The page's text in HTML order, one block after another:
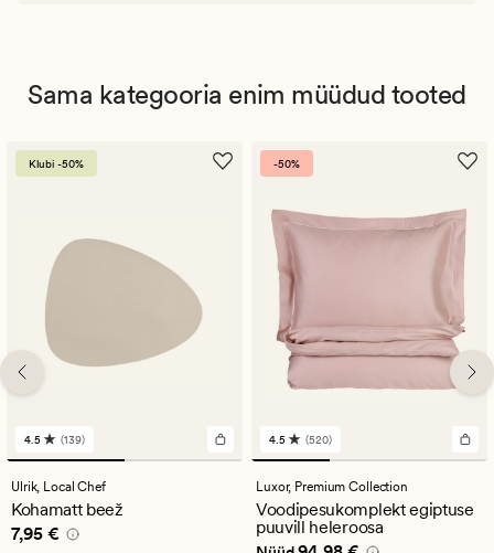
Sama kategooria enim müüdud tooted
Klubi -50%
139
arvustust
keskmise
hinnanguga
4.5
4.5 (139)
Ulrik, Local Chef
Kohamatt beež
Pris_ee 7,95 €
7,95 €
-50%
520
arvustust
keskmise
hinnanguga
4.5
4.5 (520)
Luxor, Premium Collection
Voodipesukomplekt egiptuse
puuvill heleroosa